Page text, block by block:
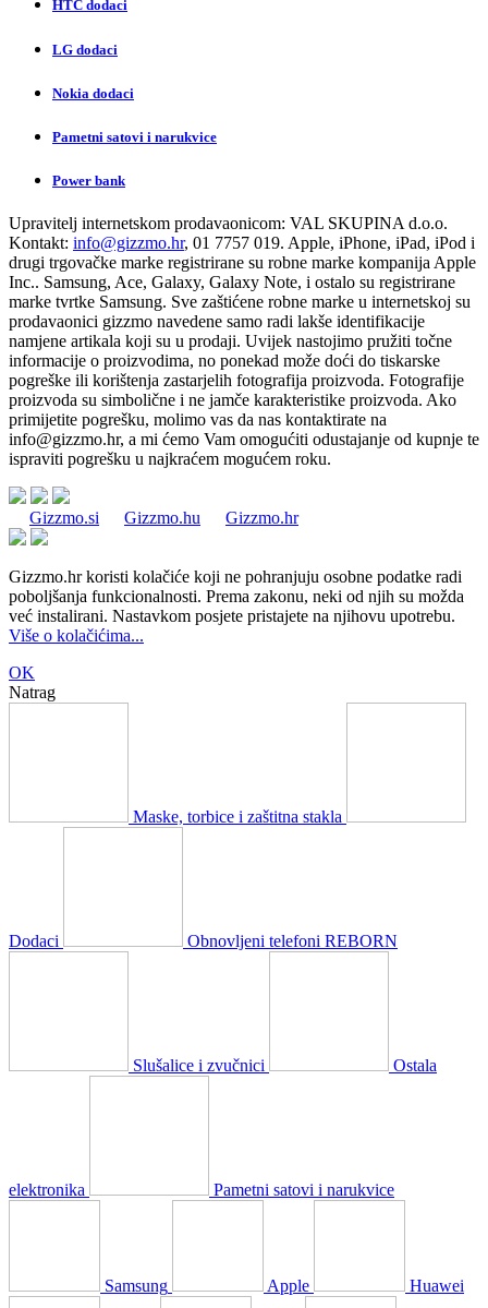
HTC dodaci
LG dodaci
Nokia dodaci
Pametni satovi i narukvice
Power bank
Upravitelj internetskom prodavaonicom: VAL SKUPINA d.o.o.
Kontakt: info@gizzmo.hr, 01 7757 019. Apple, iPhone, iPad, iPod i
drugi trgovačke marke registrirane su robne marke kompanija Apple
Inc.. Samsung, Ace, Galaxy, Galaxy Note, i ostalo su registrirane
marke tvrtke Samsung. Sve zaštićene robne marke u internetskoj su
prodavaonici gizzmo navedene samo radi lakše identifikacije
namjene artikala koji su u prodaji. Uvijek nastojimo pružiti točne
informacije o proizvodima, no ponekad može doći do tiskarske
pogreške ili korištenja zastarjelih fotografija proizvoda. Fotografije
proizvoda su simbolične i ne jamče karakteristike proizvoda. Ako
primijetite pogrešku, molimo vas da nas kontaktirate na
info@gizzmo.hr, a mi ćemo Vam omogućiti odustajanje od kupnje te
ispraviti pogrešku u najkraćem mogućem roku.
Gizzmo.si Gizzmo.hu Gizzmo.hr
Gizzmo.hr koristi kolačiće koji ne pohranjuju osobne podatke radi
poboljšanja funkcionalnosti. Prema zakonu, neki od njih su možda
već instalirani. Nastavkom posjete pristajete na njihovu upotrebu.
Više o kolačićima...
OK
Natrag
Maske, torbice i zaštitna stakla
Dodaci Obnovljeni telefoni REBORN
Slušalice i zvučnici Ostala
elektronika Pametni satovi i narukvice
Samsung Apple Huawei